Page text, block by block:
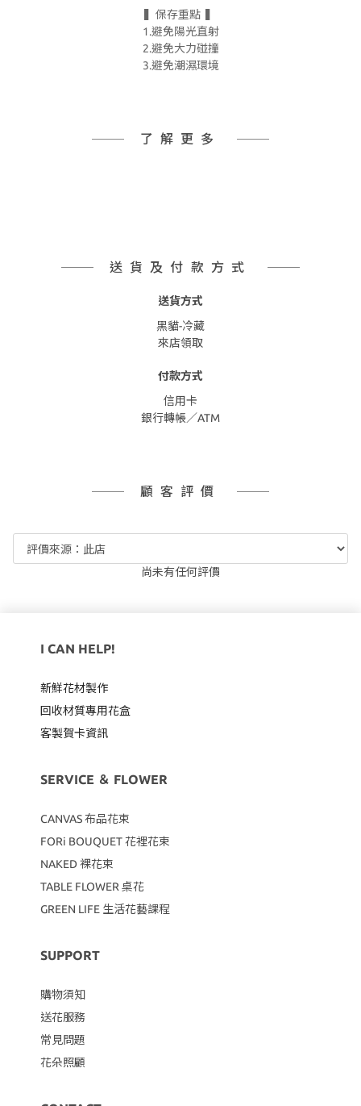
▍保存重點 ▍
1.避免陽光直射
2.避免大力碰撞
3.避免潮濕環境
了解更多
送貨及付款方式
送貨方式
黑貓-冷藏
來店領取
付款方式
信用卡
銀行轉帳／ATM
顧客評價
尚未有任何評價
I CAN HELP!
新鮮花材製作
回收材質專用花盒
客製賀卡資訊
SERVICE ＆ FLOWER
CANVAS布品花束
FORi BOUQUET 花裡花束
NAKED 裸花束
TABLE FLOWER 桌花
GREEN LIFE 生活花藝課程
SUPPORT
購物須知
送花服務
常見問題
花朵照顧